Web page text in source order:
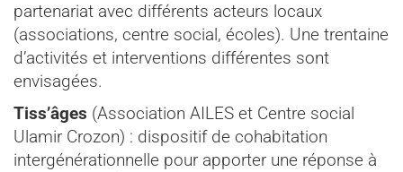
partenariat avec différents acteurs locaux
(associations, centre social, écoles). Une trentaine
d’activités et interventions différentes sont
envisagées.
Tiss’âges (Association AILES et Centre social
Ulamir Crozon) : dispositif de cohabitation
intergénérationnelle pour apporter une réponse à